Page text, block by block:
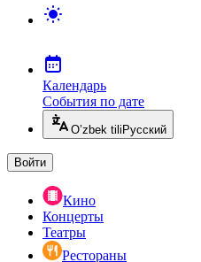
Календарь
События по дате
O’zbek tili Русский
Войти
Кино
Концерты
Театры
Рестораны